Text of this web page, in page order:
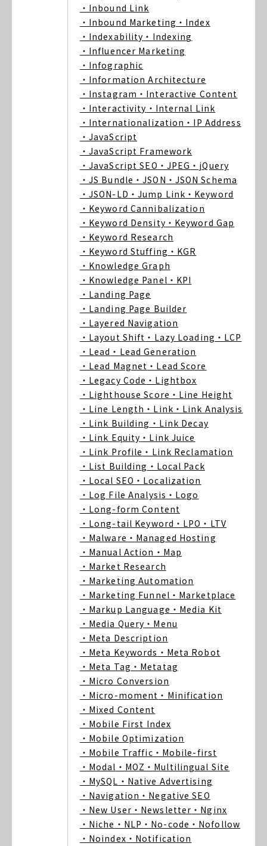
・Inbound Link
・Inbound Marketing ・Index
・Indexability ・Indexing
・Influencer Marketing
・Infographic
・Information Architecture
・Instagram ・Interactive Content
・Interactivity ・Internal Link
・Internationalization ・IP Address
・JavaScript
・JavaScript Framework
・JavaScript SEO ・JPEG ・jQuery
・JS Bundle ・JSON ・JSON Schema
・JSON-LD ・Jump Link ・Keyword
・Keyword Cannibalization
・Keyword Density ・Keyword Gap
・Keyword Research
・Keyword Stuffing ・KGR
・Knowledge Graph
・Knowledge Panel ・KPI
・Landing Page
・Landing Page Builder
・Layered Navigation
・Layout Shift ・Lazy Loading ・LCP
・Lead ・Lead Generation
・Lead Magnet ・Lead Score
・Legacy Code ・Lightbox
・Lighthouse Score ・Line Height
・Line Length ・Link ・Link Analysis
・Link Building ・Link Decay
・Link Equity ・Link Juice
・Link Profile ・Link Reclamation
・List Building ・Local Pack
・Local SEO ・Localization
・Log File Analysis ・Logo
・Long-form Content
・Long-tail Keyword ・LPO ・LTV
・Malware ・Managed Hosting
・Manual Action ・Map
・Market Research
・Marketing Automation
・Marketing Funnel ・Marketplace
・Markup Language ・Media Kit
・Media Query ・Menu
・Meta Description
・Meta Keywords ・Meta Robot
・Meta Tag ・Metatag
・Micro Conversion
・Micro-moment ・Minification
・Mixed Content
・Mobile First Index
・Mobile Optimization
・Mobile Traffic ・Mobile-first
・Modal ・MOZ ・Multilingual Site
・MySQL ・Native Advertising
・Navigation ・Negative SEO
・New User ・Newsletter ・Nginx
・Niche ・NLP ・No-code ・Nofollow
・Noindex ・Notification